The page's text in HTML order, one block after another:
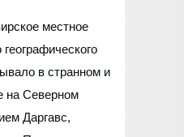
местное
в странном и
на Северном
Даргавс,